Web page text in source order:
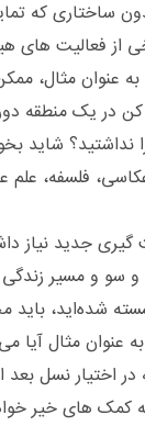
ساختاری که
از فعالیت‌ های
به عنوان مثال،
در یک منطقه دور
نداشتید؟ شاید
فلسفه،
جدید نیاز
و سو و مسیر
شده‌اید، باید
عنوان مثال آیا
در اختیار نسل بعد
کمک‌ های خیر